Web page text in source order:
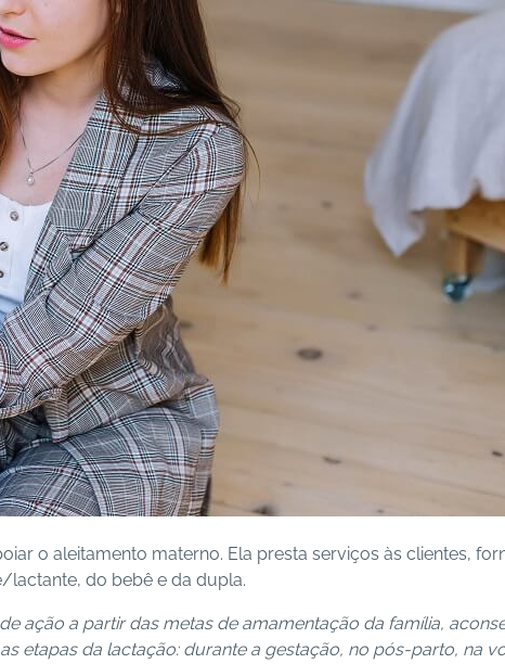
o aleitamento materno. Ela presta serviços às clientes,
lactante, do bebê e da dupla.
ação a partir das metas de amamentação da família,
etapas da lactação: durante a gestação, no pós-parto, na